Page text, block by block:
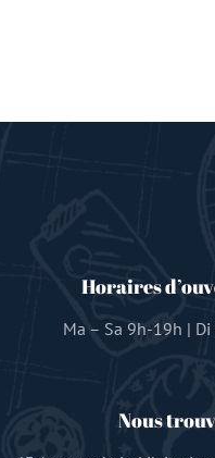
Horaires
Ma – Sa 9h-19h |
Nous